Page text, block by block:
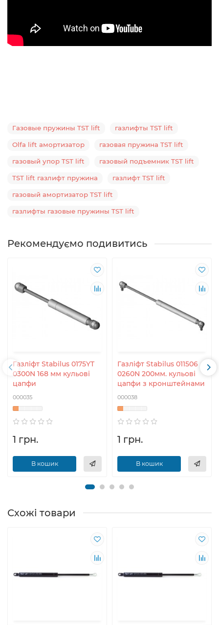
Газовые пружины TST lift газлифты TST lift
Olfa lift амортизатор газовая пружина TST lift
газовый упор TST lift газовый подъемник TST lift
TST lift газлифт пружина газлифт TST lift
газовый амортизатор TST lift
газлифты газовые пружины TST lift
Рекомендуємо подивитись
Газліфт Stabilus 0175YT
0300N 168 мм кульові
цапфи
000035
1 грн.
В кошик
Газліфт Stabilus 011506
0260N 200мм. кульові
цапфи з кронштейнами
000038
1 грн.
В кошик
Схожі товари